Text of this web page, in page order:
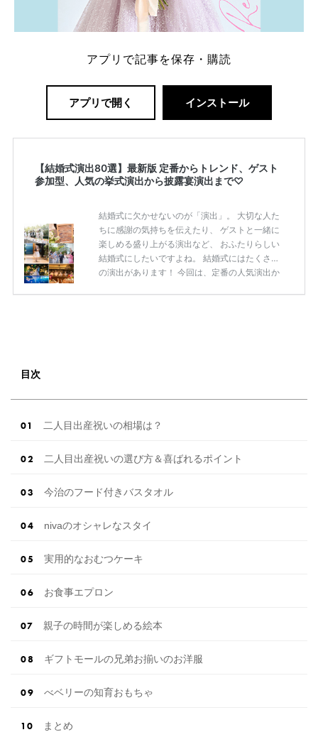
アプリで記事を保存・購読
アプリで開く インストール
【結婚式演出80選】最新版 定番からトレンド、ゲスト
参加型、人気の挙式演出から披露宴演出まで♡
結婚式に欠かせないのが「演出」。 大切な人た
ちに感謝の気持ちを伝えたり、 ゲストと一緒に
楽しめる盛り上がる演出など、 おふたりらしい
結婚式にしたいですよね。 結婚式にはたくさん
の演出があります！ 今回は、定番の人気演出か
めての結婚準備何する？令 […]続きを読む
目次
二人目出産祝いの相場は？
二人目出産祝いの選び方＆喜ばれるポイント
今治のフード付きバスタオル
nivaのオシャレなスタイ
実用的なおむつケーキ
お食事エプロン
親子の時間が楽しめる絵本
ギフトモールの兄弟お揃いのお洋服
べベリーの知育おもちゃ
まとめ